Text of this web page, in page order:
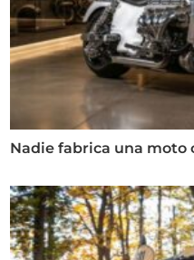
Nadie fabrica una moto